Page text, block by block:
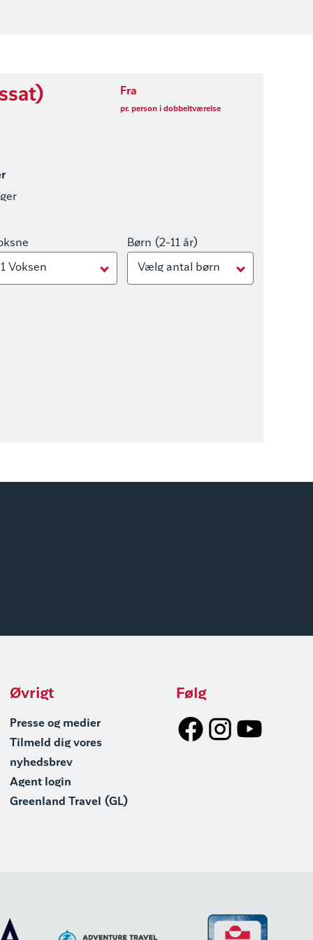
Fra
pr. person i dobbeltværelse
1 Voksen
Børn (2-11 år)
Vælg antal børn
Øvrigt
Presse og medier
Tilmeld dig vores
nyhedsbrev
Agent login
Greenland Travel (GL)
Følg